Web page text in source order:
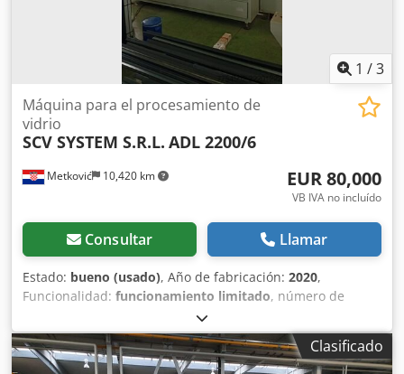
1 /3
Metković 10,420 km
Máquina para el procesamiento de
vidrio
SCV SYSTEM S.R.L. ADL 2200/6
EUR 80,000
VB IVA no incluído
Consultar Llamar
Estado: bueno (usado), Año de fabricación: 2020,
Funcionalidad: funcionamiento limitado, número de
ADL 2200/6
Línea de producción de vidrio termoaislante y refrigerador
con bombas para la purificación del agua: a) Línea ADL
Clasificado